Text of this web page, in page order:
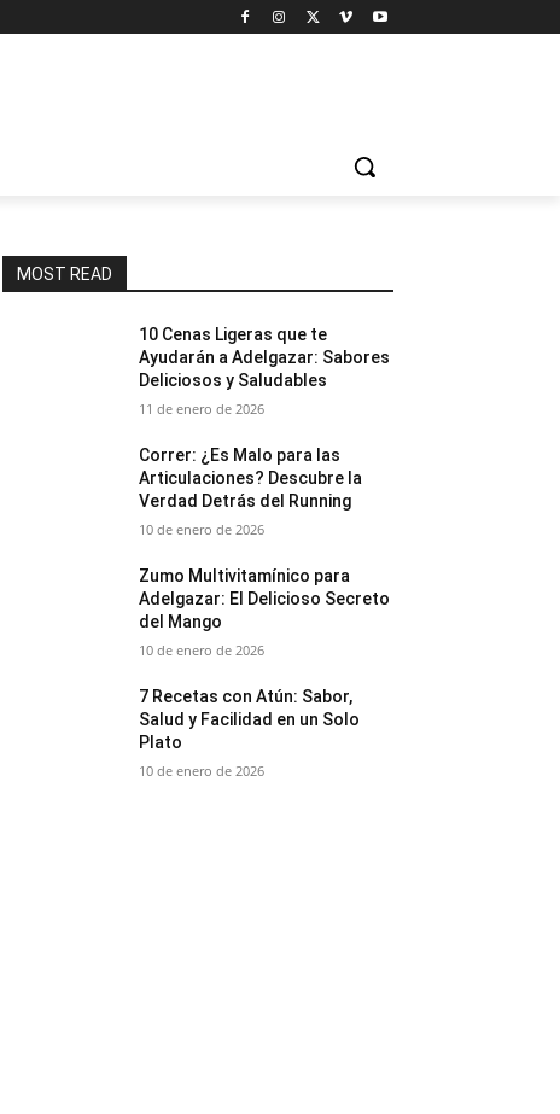
MOST READ
10 Cenas Ligeras que te
Ayudarán a Adelgazar: Sabores
Deliciosos y Saludables
11 de enero de 2026
Correr: ¿Es Malo para las
Articulaciones? Descubre la
Verdad Detrás del Running
10 de enero de 2026
Zumo Multivitamínico para
Adelgazar: El Delicioso Secreto
del Mango
10 de enero de 2026
7 Recetas con Atún: Sabor,
Salud y Facilidad en un Solo
Plato
10 de enero de 2026